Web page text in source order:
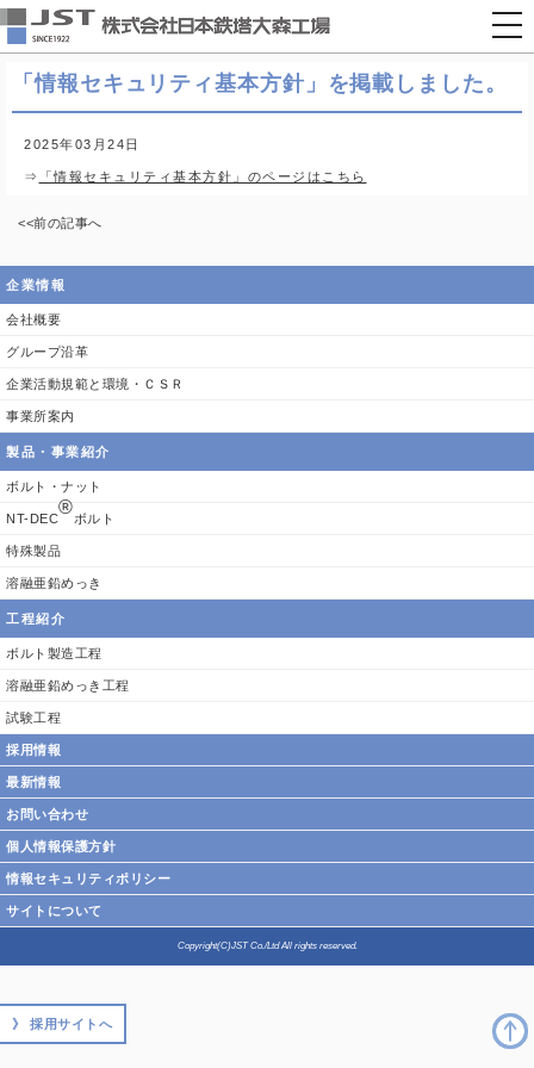
「情報セキュリティ基本方針」を掲載しました。
2025年03月24日
⇒ 「情報セキュリティ基本方針」のページはこちら
<<前の記事へ
》 採用サイトへ
企業情報
会社概要
グループ沿革
企業活動規範と環境・ＣＳＲ
事業所案内
製品・事業紹介
ボルト・ナット
NT-DEC
®
ボルト
特殊製品
溶融亜鉛めっき
工程紹介
ボルト製造工程
溶融亜鉛めっき工程
試験工程
採用情報
最新情報
お問い合わせ
個人情報保護方針
情報セキュリティポリシー
サイトについて
Copyright(C)JST Co./Ltd All rights reserved.